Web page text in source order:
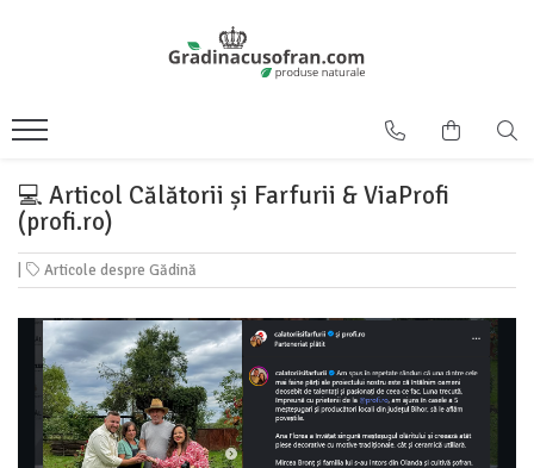
💻 Articol Călătorii și Farfurii & ViaProfi
(profi.ro)
Articole despre Gădină